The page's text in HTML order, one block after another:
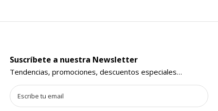
Suscríbete a nuestra Newsletter
Tendencias, promociones, descuentos especiales…